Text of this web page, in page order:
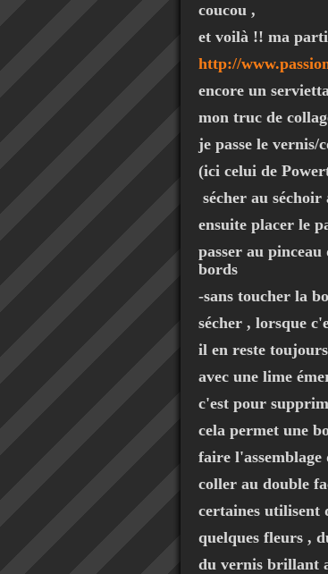
coucou ,
et voilà !! ma
http://
encore un
mon truc de
je passe le vernis/
(ici celui de
sécher au séchoir
ensuite placer le
passer au pinceau
bords
-sans toucher la
sécher , lorsque
il en reste
avec une lime
c'est pour
cela permet une
faire l'assemblage
coller au double
certaines utilisent
quelques fleurs ,
du vernis brillant